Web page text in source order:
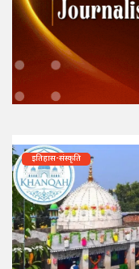
इतिहास-संस्कृति